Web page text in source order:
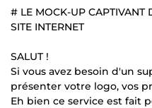
# LE MOCK-UP CAPTIVANT
SITE INTERNET
SALUT !
Si vous avez besoin d'un
présenter votre logo, vos
Eh bien ce service est fait